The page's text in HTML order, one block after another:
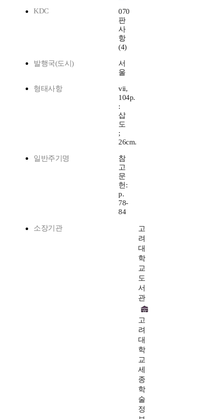
KDC
070
판
사
항
(4)
발행국(도시)
서
울
형태사항
vii,
104p.
:
삽
도
;
26cm.
일반주기명
참
고
문
헌:
p.
78-
84
소장기관
고
려
대
학
교
도
서
관
고
려
대
학
교
세
종
학
술
정